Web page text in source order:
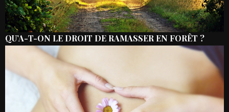
QU’A-T-ON LE DROIT DE RAMASSER EN FORÊT ?